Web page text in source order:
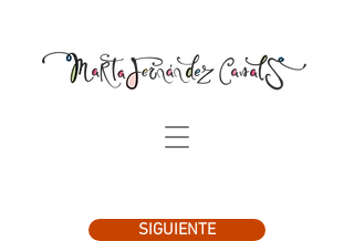
SIGUIENTE